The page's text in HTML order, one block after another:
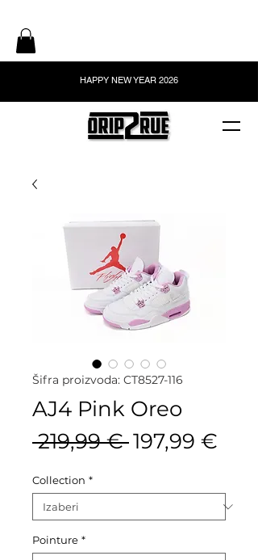
HAPPY NEW YEAR 2026
Šifra proizvoda: CT8527-116
AJ4 Pink Oreo
219,99 € Redovna
197,99 €
Collection *
Pointure *